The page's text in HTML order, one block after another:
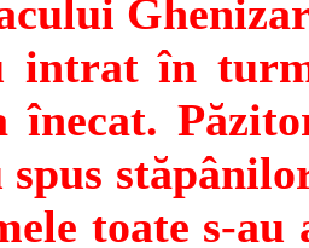
intrat în
înecat.
spus
toate s-